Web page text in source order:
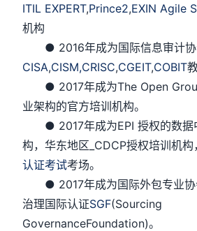
ITIL EXPERT,Prince2,EXIN Agile
机构
● 2016年成为国际信息审计协
CISA,CISM,CRISC,CGEIT,COBIT
● 2017年成为The Open
业架构的官方培训机构。
● 2017年成为EPI 授权的数据
构，华东地区_CDCP授权培训机构
认证考试考场。
● 2017年成为国际外包专业协
治理国际认证SGF(Sourcing
GovernanceFoundation)。